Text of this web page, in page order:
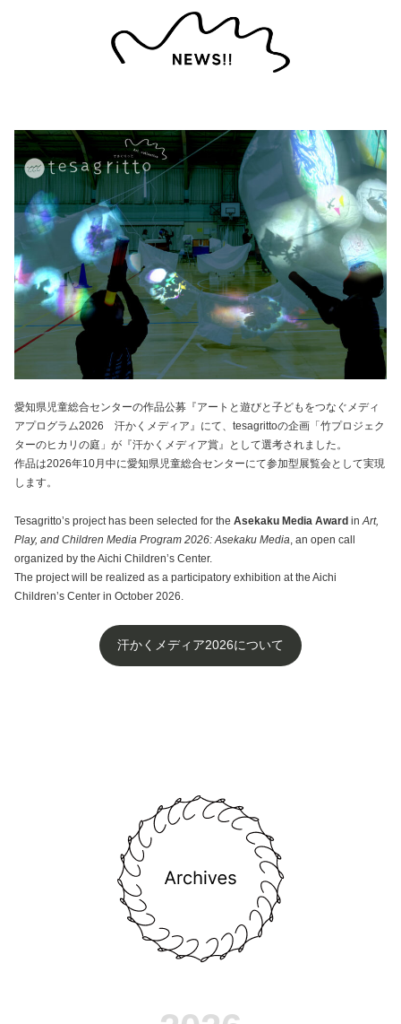
愛知県児童総合センターの作品公募『アートと遊びと子どもをつなぐメディ
アプログラム2026 汗かくメディア』にて、tesagrittoの企画「竹プロジェク
ターのヒカリの庭」が『汗かくメディア賞』として選考されました。
作品は2026年10月中に愛知県児童総合センターにて参加型展覧会として実現
します。
Tesagritto’s project has been selected for the Asekaku Media Award inArt,
Play, and Children Media Program 2026: Asekaku Media, an open call
organized by the Aichi Children’s Center.
The project will be realized as a participatory exhibition at the Aichi
Children’s Center in October 2026.
汗かくメディア2026について